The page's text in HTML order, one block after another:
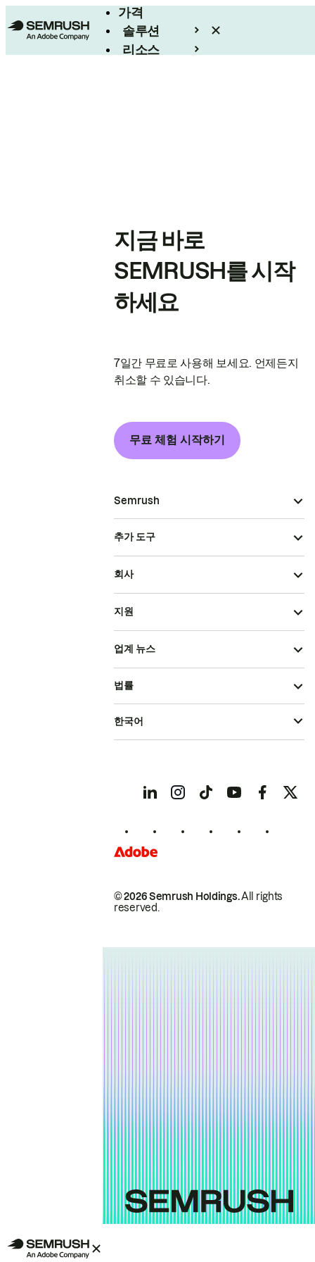
가격
솔루션
리소스
지금 바로
SEMRUSH를 시작
하세요
7일간 무료로 사용해 보세요. 언제든지
취소할 수 있습니다.
무료 체험 시작하기
Semrush
추가 도구
회사
지원
업계 뉴스
© 2026 Semrush Holdings.All rights
reserved.
법률
한국어